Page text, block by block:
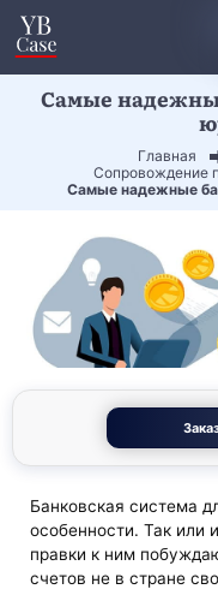
Самые
Главная
Сопровождение
Самые надежные
Банковская система
особенности. Так или
правки к ним
счетов не в стране